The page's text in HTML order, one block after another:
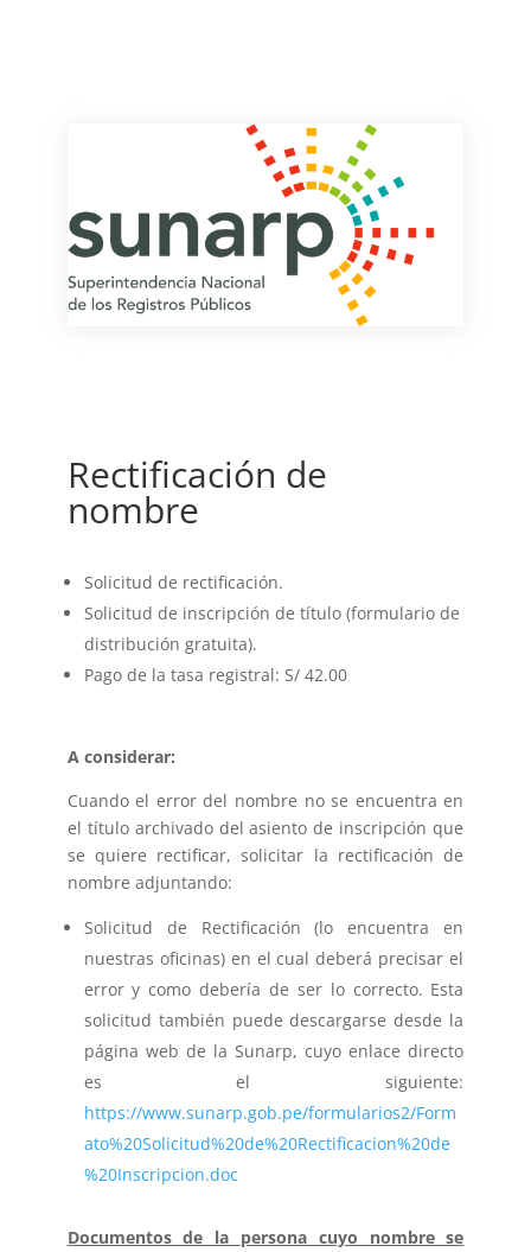
Rectificación de
nombre
Solicitud de rectificación.
Solicitud de inscripción de título (formulario de
distribución gratuita).
Pago de la tasa registral: S/ 42.00
A considerar:
Cuando el error del nombre no se encuentra en
el título archivado del asiento de inscripción que
se quiere rectificar, solicitar la rectificación de
nombre adjuntando:
Solicitud de Rectificación (lo encuentra en
nuestras oficinas) en el cual deberá precisar el
error y como debería de ser lo correcto. Esta
solicitud también puede descargarse desde la
página web de la Sunarp, cuyo enlace directo
es el siguiente:
https://www.sunarp.gob.pe/formularios2/Form
ato%20Solicitud%20de%20Rectificacion%20de
%20Inscripcion.doc
Documentos de la persona cuyo nombre se